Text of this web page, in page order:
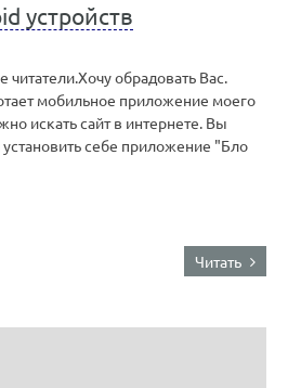
устройств
обрадовать Вас.
мобильное приложение моего
искать сайт в интернете. Вы
себе приложение "Бло
Читать